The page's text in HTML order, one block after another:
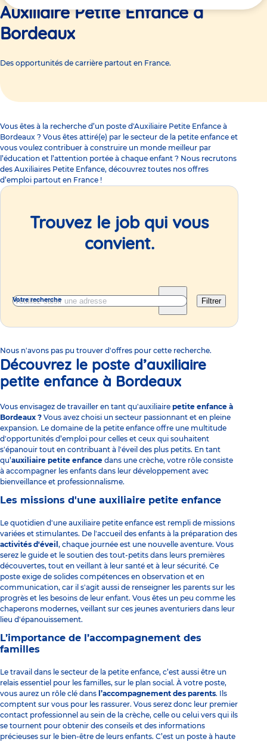
ici
Auxiliaire Petite Enfance à
Bordeaux
Des opportunités de carrière partout en France.
Vous êtes à la recherche d’un poste d'Auxiliaire Petite Enfance à
Bordeaux ? Vous êtes attiré(e) par le secteur de la petite enfance et
vous voulez contribuer à construire un monde meilleur par
l’éducation et l’attention portée à chaque enfant ? Nous recrutons
des Auxiliaires Petite Enfance, découvrez toutes nos offres
d’emploi partout en France !
Trouvez le job qui vous
convient.
Votre recherche Filtrer
Nous n'avons pas pu trouver d'offres pour cette recherche.
Découvrez le poste d’auxiliaire
petite enfance à Bordeaux
Vous envisagez de travailler en tant qu'auxiliaire petite enfance à
Bordeaux ? Vous avez choisi un secteur passionnant et en pleine
expansion. Le domaine de la petite enfance offre une multitude
d'opportunités d’emploi pour celles et ceux qui souhaitent
s'épanouir tout en contribuant à l'éveil des plus petits. En tant
qu’auxiliaire petite enfance dans une crèche, votre rôle consiste
à accompagner les enfants dans leur développement avec
bienveillance et professionnalisme.
Les missions d'une auxiliaire petite enfance
Le quotidien d'une auxiliaire petite enfance est rempli de missions
variées et stimulantes. De l'accueil des enfants à la préparation des
activités d'éveil , chaque journée est une nouvelle aventure. Vous
serez le guide et le soutien des tout-petits dans leurs premières
découvertes, tout en veillant à leur santé et à leur sécurité. Ce
poste exige de solides compétences en observation et en
communication, car il s'agit aussi de renseigner les parents sur les
progrès et les besoins de leur enfant. Vous êtes un peu comme les
chaperons modernes, veillant sur ces jeunes aventuriers dans leur
lieu d'épanouissement.
L’importance de l’accompagnement des
familles
Le travail dans le secteur de la petite enfance, c’est aussi être un
relais essentiel pour les familles, sur le plan social. À votre poste,
vous aurez un rôle clé dans l’accompagnement des parents. Ils
comptent sur vous pour les rassurer. Vous serez donc leur premier
contact professionnel au sein de la crèche, celle ou celui vers qui ils
se tournent pour obtenir des conseils et des informations
précieuses sur le bien-être de leurs enfants. C’est un poste à haute